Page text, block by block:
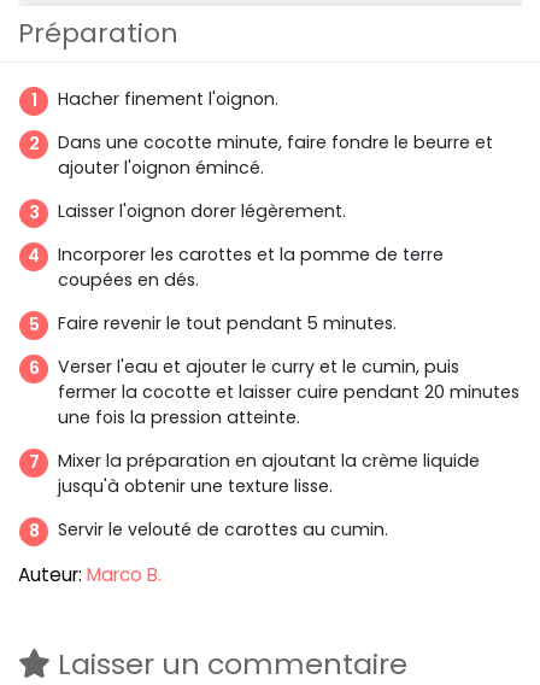
Préparation
Hacher finement l'oignon.
Dans une cocotte minute, faire fondre le beurre et
ajouter l'oignon émincé.
Laisser l'oignon dorer légèrement.
Incorporer les carottes et la pomme de terre
coupées en dés.
Faire revenir le tout pendant 5 minutes.
Verser l'eau et ajouter le curry et le cumin, puis
fermer la cocotte et laisser cuire pendant 20 minutes
une fois la pression atteinte.
Mixer la préparation en ajoutant la crème liquide
jusqu'à obtenir une texture lisse.
Servir le velouté de carottes au cumin.
Auteur: Marco B.
Laisser un commentaire